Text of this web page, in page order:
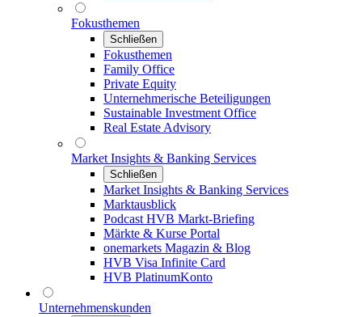
Fokusthemen
Schließen
Fokusthemen
Family Office
Private Equity
Unternehmerische Beteiligungen
Sustainable Investment Office
Real Estate Advisory
Market Insights & Banking Services
Schließen
Market Insights & Banking Services
Marktausblick
Podcast HVB Markt-Briefing
Märkte & Kurse Portal
onemarkets Magazin & Blog
HVB Visa Infinite Card
HVB PlatinumKonto
Unternehmenskunden